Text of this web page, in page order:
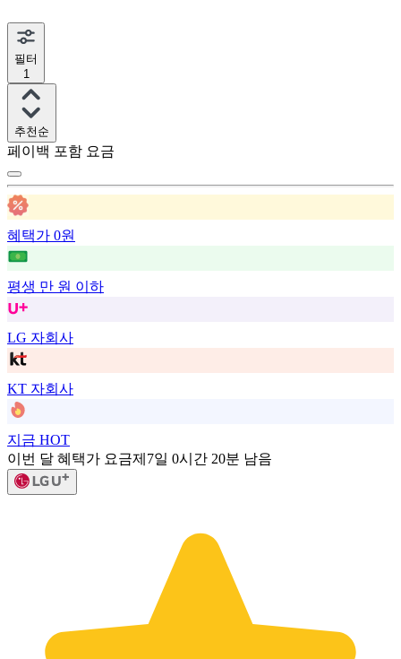
필터
1
추천순
페이백 포함 요금
혜택가 0원
평생 만 원 이하
LG 자회사
KT 자회사
지금 HOT
이번 달 혜택가 요금제 7일 0시간 20분 남음